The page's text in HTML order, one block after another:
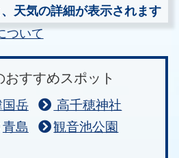
天気の詳細が表示されます
ついて
おすすめスポット
国岳
高千穂神社
青島
観音池公園